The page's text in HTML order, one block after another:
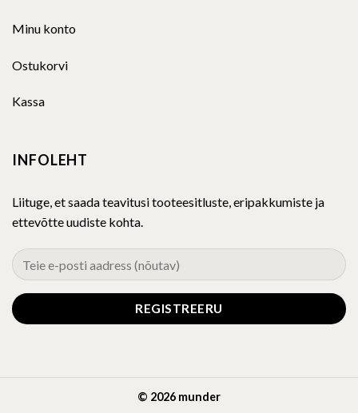
Minu konto
Ostukorvi
Kassa
INFOLEHT
Liituge, et saada teavitusi tooteesitluste, eripakkumiste ja
ettevõtte uudiste kohta.
© 2026 munder